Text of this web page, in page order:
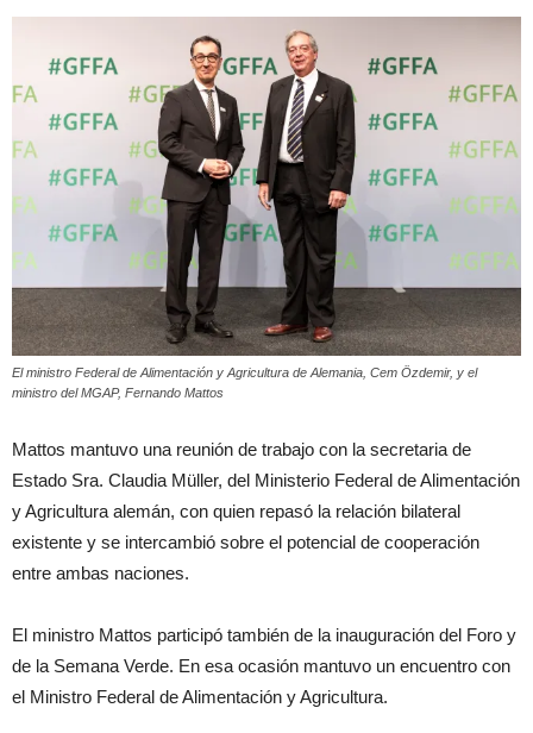
El ministro Federal de Alimentación y Agricultura de Alemania, Cem Özdemir, y el
ministro del MGAP, Fernando Mattos
Mattos mantuvo una reunión de trabajo con la secretaria de
Estado Sra. Claudia Müller, del Ministerio Federal de Alimentación
y Agricultura alemán, con quien repasó la relación bilateral
existente y se intercambió sobre el potencial de cooperación
entre ambas naciones.
El ministro Mattos participó también de la inauguración del Foro y
de la Semana Verde. En esa ocasión mantuvo un encuentro con
el Ministro Federal de Alimentación y Agricultura.